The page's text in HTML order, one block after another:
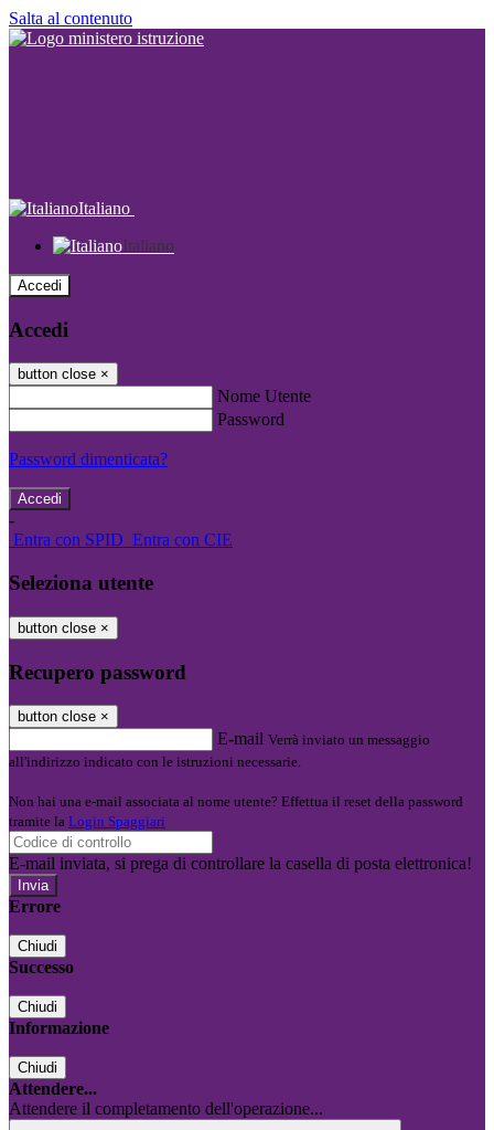
Salta al contenuto
Italiano
Italiano
Accedi
Accedi
button close ×
Nome Utente
Password
Password dimenticata?
-
Entra con SPID Entra con CIE
Seleziona utente
button close ×
Recupero password
button close ×
E-mail Verrà inviato un messaggio
all'indirizzo indicato con le istruzioni necessarie.
Non hai una e-mail associata al nome utente? Effettua il reset della password
tramite la Login Spaggiari
E-mail inviata, si prega di controllare la casella di posta elettronica!
Errore
Chiudi
Successo
Chiudi
Informazione
Chiudi
Attendere...
Attendere il completamento dell'operazione...